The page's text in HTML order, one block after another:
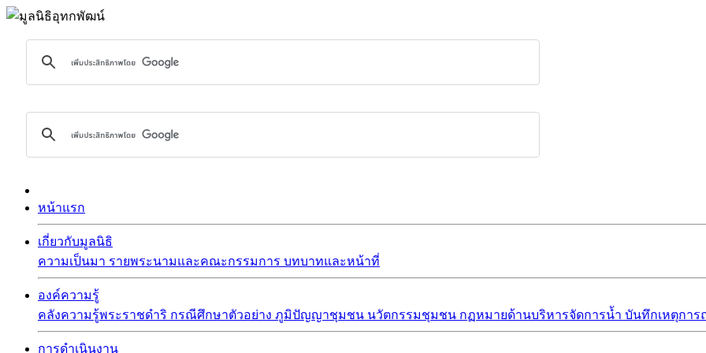
หน้าแรก
เกี่ยวกับมูลนิธิ
ความเป็นมา รายพระนามและคณะกรรมการ บทบาทและหน้าที่
องค์ความรู้
คลังความรู้พระราชดำริ กรณีศึกษาตัวอย่าง ภูมิปัญญาชุมชน นวัตกรรมชุมชน กฏหมายด้านบริหารจัดการน้ำ บันทึกเหตุกา
การดำเนินงาน